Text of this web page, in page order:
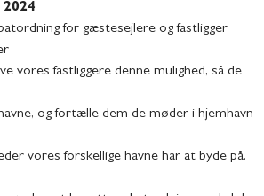
for gæstesejlere og fastligger
vores fastliggere denne mulighed, så de
og fortælle dem de møder i hjemhavn
vores forskellige havne har at byde på.